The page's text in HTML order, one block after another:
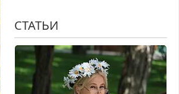
СТАТЬИ